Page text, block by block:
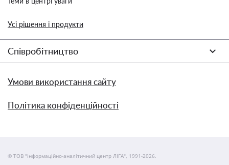
Усі рішення і продукти
Співробітництво
Умови використання сайту
Політика конфіденційності
© ТОВ "інформаційно-аналітичний центр ЛІГА", 1991-2026.